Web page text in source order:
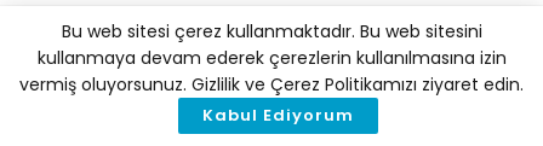
endüstrilerin büyük çoğunluğunu, neden oldukları
iklim hasarını karşılamaktan koruyan boşluğu
kapatmak için açık bir çağrı” dedi.
Bu web sitesi çerez kullanmaktadır. Bu web sitesini
kullanmaya devam ederek çerezlerin kullanılmasına izin
vermiş oluyorsunuz. Gizlilik ve Çerez Politikamızı ziyaret edin.
Kabul Ediyorum